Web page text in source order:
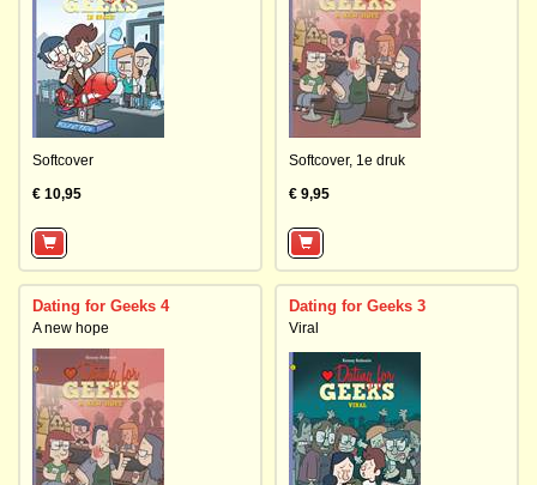
Softcover
€ 10,95
Softcover, 1e druk
€ 9,95
Dating for Geeks 4
A new hope
Dating for Geeks 3
Viral